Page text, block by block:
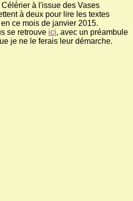
à l'issue des Vases
à deux pour lire les textes
ce mois de janvier 2015.
se retrouve ici, avec un préambule
je ne le ferais leur démarche.